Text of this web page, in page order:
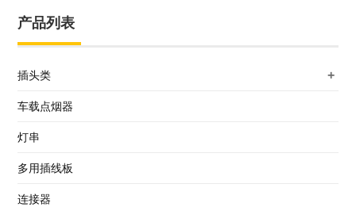
产品列表
+
插头类
车载点烟器
灯串
多用插线板
连接器